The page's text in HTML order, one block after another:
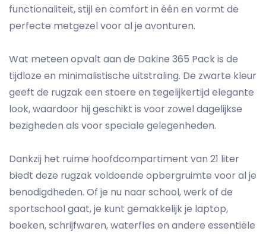
functionaliteit, stijl en comfort in één en vormt de
perfecte metgezel voor al je avonturen.
Wat meteen opvalt aan de Dakine 365 Pack is de
tijdloze en minimalistische uitstraling. De zwarte kleur
geeft de rugzak een stoere en tegelijkertijd elegante
look, waardoor hij geschikt is voor zowel dagelijkse
bezigheden als voor speciale gelegenheden.
Dankzij het ruime hoofdcompartiment van 21 liter
biedt deze rugzak voldoende opbergruimte voor al je
benodigdheden. Of je nu naar school, werk of de
sportschool gaat, je kunt gemakkelijk je laptop,
boeken, schrijfwaren, waterfles en andere essentiële